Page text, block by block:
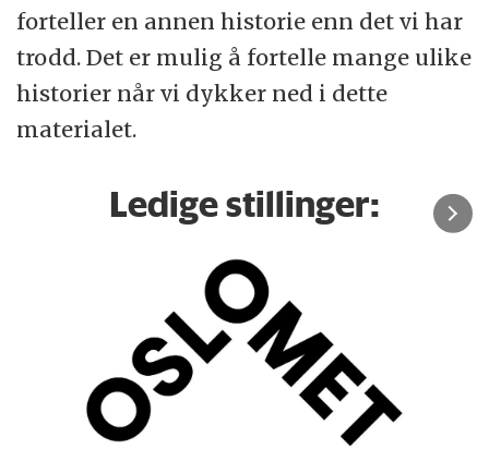
forteller en annen historie enn det vi har
trodd. Det er mulig å fortelle mange ulike
historier når vi dykker ned i dette
materialet.
Ledige stillinger: